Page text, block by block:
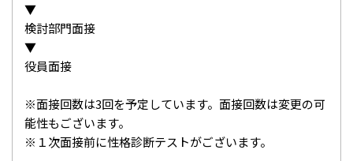
▼
検討部門面接
▼
役員面接
※面接回数は3回を予定しています。面接回数は変更の可
能性もございます。
※１次面接前に性格診断テストがございます。